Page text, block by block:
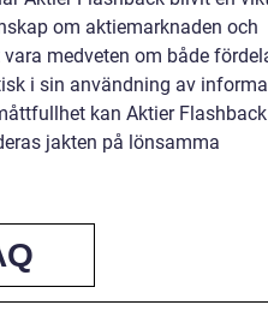
om aktiemarknaden och
medveten om både
i sin användning av
kan Aktier
jakten på lönsamma